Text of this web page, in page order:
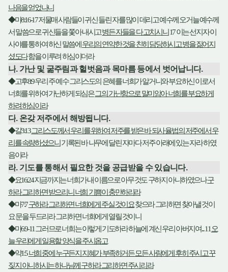
나음을 얻었나니
◆마8:16-17저물매 사람들이 귀신 들린 자를 많이 데리고 예수께 오거늘 예수께
서 말씀으로 귀신들을 쫓아 내시고병든 자들을 다 고치시니 17이는 선지자 이
사야를 통하여 하신 말씀에 우리의 연약한 것을 친히 담당하시고 병을 짊어지
셨도다함을 이루려 하심이더라
나. 가난 및 굶주림과 헐벗음과 목마름 등에서 벗어납니다.
◆고후8:9우리 주 예수 그리스도의 은혜를 너희가 알거니와 부요하신 이로서
너희를 위하여 가난하게 되심은그의 가난함으로 말미암아 너희를 부요하게
하려 하심이라
다. 온갖 저주에서 해방됩니다.
◆갈3:13그리스도께서 우리를 위하여 저주를 받은 바 되사 율법의 저주에서 우
리를 속량하셨으니 기록된 바 나무에 달린 자마다 저주 아래에 있는 자라 하였
음이라
라. 기도를 통해서 필요한 것을 공급받을 수 있습니다.
◆요16:24지금까지는 너희가 내 이름으로 아무 것도 구하지 아니하였으나구
하라 그리하면 받으리니 너희 기쁨이 충만하리라
◆마7:7구하라 그리하면 너희에게 주실 것이요찾으라 그리하면 찾아낼 것이
요 문을 두드리라 그리하면 너희에게 열릴 것이니
◆마6:9-11 그러므로 너희는 이렇게 기도하라 하늘에 계신 우리 아버지여... 11 오
늘 우리에게 일용할 양식을 주시옵고
◆약1:5너희 중에 누구든지 지혜가 부족하거든 모든 사람에게 후히 주시고 꾸
짖지 아니하시는 하나님께 구하라 그리하면 주시리라